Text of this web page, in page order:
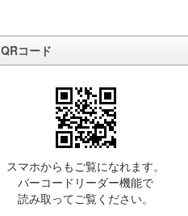
QRコード
スマホからもご覧になれます。
バーコードリーダー機能で
読み取ってご覧ください。